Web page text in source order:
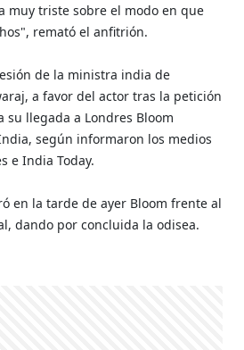
muy triste sobre el modo en que
remató el anfitrión.
de la ministra india de
a favor del actor tras la petición
su llegada a Londres Bloom
según informaron los medios
e India Today.
en la tarde de ayer Bloom frente al
dando por concluida la odisea.